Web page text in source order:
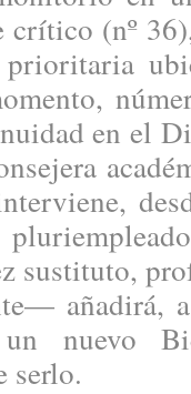
(nº
en el
sustituto,
añadirá,
nuevo
serlo.